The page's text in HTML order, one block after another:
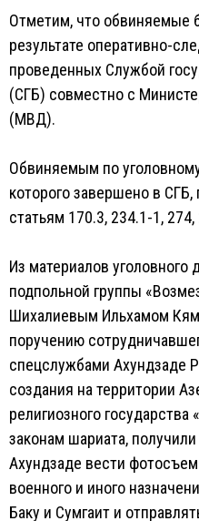
Отметим, что обвиняемые
результате оперативно-
проведенных Службой
(СГБ) совместно с
(МВД).
Обвиняемым по
которого завершено в
статьям 170.3, 234.1-1,
Из материалов уголовного
подпольной группы
Шихалиевым Ильхамом
поручению
спецслужбами Ахундзаде
создания на территории
религиозного
законам шариата,
Ахундзаде вести
военного и иного
Баку и Сумгаит и